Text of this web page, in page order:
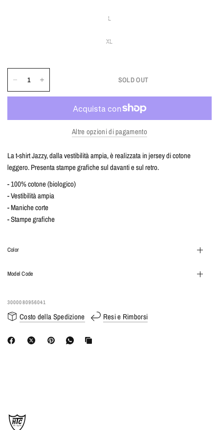
L
XL
SOLD OUT
Altre opzioni di pagamento
La t-shirt Jazzy, dalla vestibilità ampia, è realizzata in jersey di cotone
leggero. Presenta stampe grafiche sul davanti e sul retro.
- 100% cotone (biologico)
- Vestibilità ampia
- Maniche corte
- Stampe grafiche
Color
Model Code
3000080956041
Costo della Spedizione Resi e Rimborsi